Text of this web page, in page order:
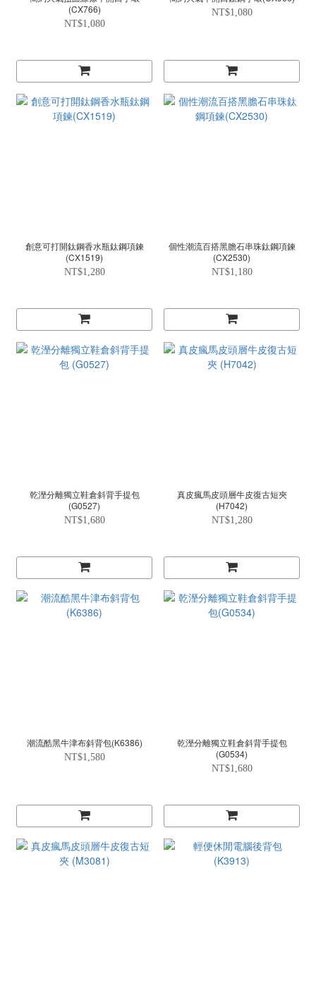
(CX766)
NT$1,080
NT$1,080
創意可打開鈦鋼香水瓶鈦鋼項鍊
(CX1519)
NT$1,280
個性潮流百搭黑膽石串珠鈦鋼項鍊
(CX2530)
NT$1,180
乾溼分離獨立鞋倉斜背手提包
(G0527)
NT$1,680
真皮瘋馬皮頭層牛皮復古短夾
(H7042)
NT$1,280
潮流酷黑牛津布斜背包(K6386)
NT$1,580
乾溼分離獨立鞋倉斜背手提包
(G0534)
NT$1,680